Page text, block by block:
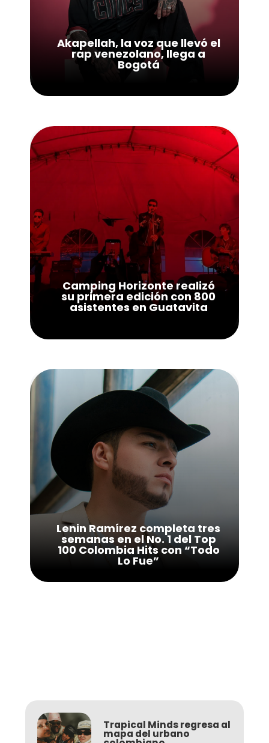
Akapellah, la voz que llevó el
rap venezolano, llega a
Bogotá
Camping Horizonte realizó
su primera edición con 800
asistentes en Guatavita
Lenin Ramírez completa tres
semanas en el No. 1 del Top
100 Colombia Hits con “Todo
Lo Fue”
Trapical Minds regresa al
mapa del urbano